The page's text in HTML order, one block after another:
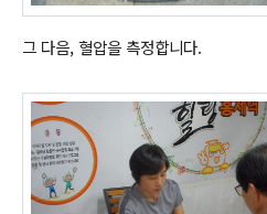
그 다음, 혈압을 측정합니다.